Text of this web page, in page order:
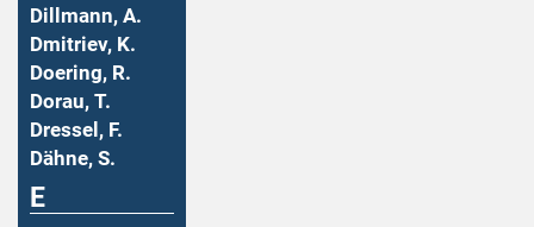
Dillmann, A.
Dmitriev, K.
Doering, R.
Dorau, T.
Dressel, F.
Dähne, S.
E